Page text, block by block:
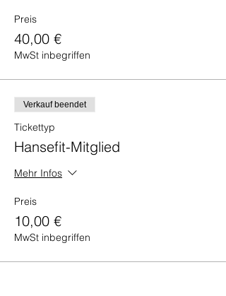
Preis
40,00 €
MwSt inbegriffen
Verkauf beendet
Tickettyp
Hansefit-Mitglied
Mehr Infos
Preis
10,00 €
MwSt inbegriffen